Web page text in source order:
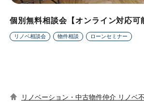
個別無料相談会【オンライン対応可
リノベ相談会 物件相談 ローンセミナー
リノベーション・中古物件仲介 リノベ